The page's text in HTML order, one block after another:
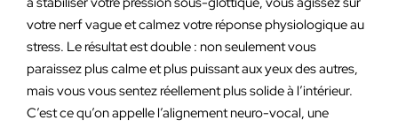
votre nerf vague et calmez votre réponse physiologique au
stress. Le résultat est double : non seulement vous
paraissez plus calme et plus puissant aux yeux des autres,
mais vous vous sentez réellement plus solide à l’intérieur.
C’est ce qu’on appelle l’alignement neuro-vocal, une